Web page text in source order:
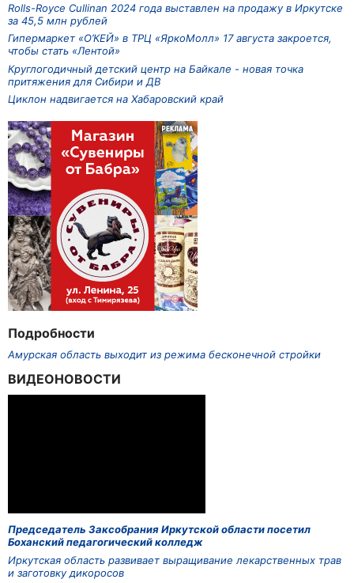
Rolls-Royce Cullinan 2024 года выставлен на продажу в Иркутске
за 45,5 млн рублей
Гипермаркет «О’КЕЙ» в ТРЦ «ЯркоМолл» 17 августа закроется,
чтобы стать «Лентой»
Круглогодичный детский центр на Байкале - новая точка
притяжения для Сибири и ДВ
Циклон надвигается на Хабаровский край
Подробности
Амурская область выходит из режима бесконечной стройки
ВИДЕОНОВОСТИ
Председатель Заксобрания Иркутской области посетил
Боханский педагогический колледж
Иркутская область развивает выращивание лекарственных трав
и заготовку дикоросов